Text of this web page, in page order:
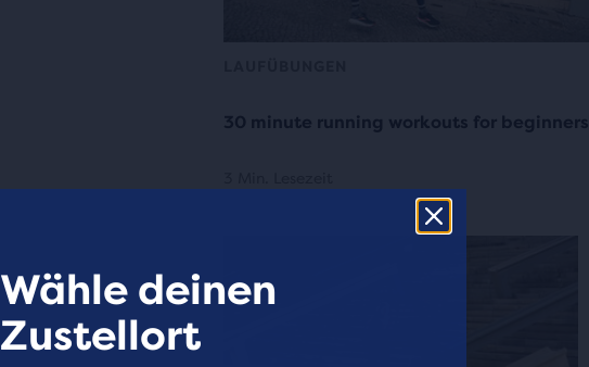
30 minute running workouts for beginners
Wähle deinen
Zustellort